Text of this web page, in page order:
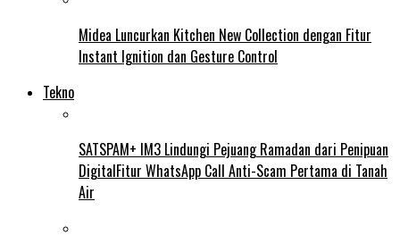
Midea Luncurkan Kitchen New Collection dengan Fitur
Instant Ignition dan Gesture Control
Tekno
SATSPAM+ IM3 Lindungi Pejuang Ramadan dari Penipuan
DigitalFitur WhatsApp Call Anti-Scam Pertama di Tanah
Air